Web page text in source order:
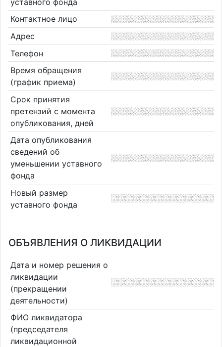
Контактное лицо
Адрес
Телефон
Время обращения
(график приема)
Срок принятия
претензий с момента
опубликования, дней
Дата опубликования
сведений об
уменьшении уставного
фонда
Новый размер
уставного фонда
ОБЪЯВЛЕНИЯ О ЛИКВИДАЦИИ
Дата и номер решения о
ликвидации
(прекращении
деятельности)
ФИО ликвидатора
(председателя
ликвидационной